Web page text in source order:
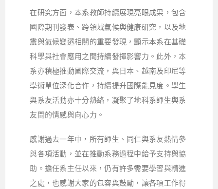
在研究方面，本系教師持續展現亮眼成果，包含
國際期刊發表、跨領域氣候與健康研究，以及地
震與氣候變遷相關的重要發現，顯示本系在基礎
科學與社會應用之間持續發揮影響力。此外，本
系亦積極推動國際交流，與日本、越南及印尼等
學術單位深化合作，持續提升國際能見度。學生
與系友活動亦十分熱絡，凝聚了地科系師生與系
友間的情感與向心力。
感謝過去一年中，所有師生、同仁與系友熱情參
與各項活動，並在推動系務過程中給予支持與協
助。擔任系主任以來，仍有許多需要學習與精進
之處，也感謝大家的包容與鼓勵，讓各項工作得